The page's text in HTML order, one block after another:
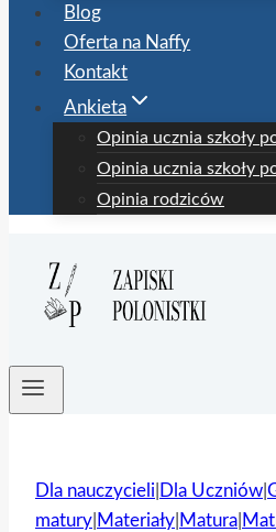
Blog
Oferta na Naffy
Kontakt
Ankieta
Opinia ucznia szkoły
Opinia ucznia szkoły
Opinia rodziców
Dla nauczycieli Dla Uczniów
matury Materiały Matura